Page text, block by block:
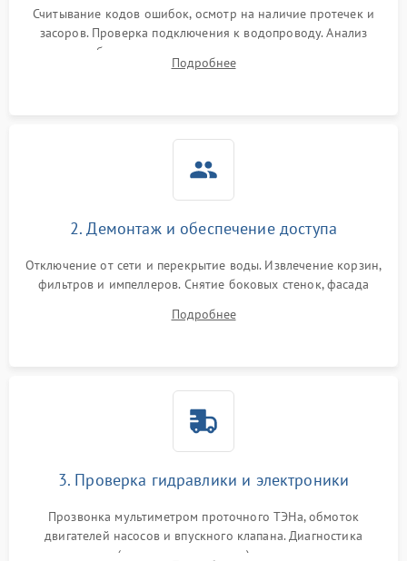
Считывание кодов ошибок, осмотр на наличие протечек и
засоров. Проверка подключения к водопроводу. Анализ
жалоб на отсутствие слива, нагрева, вращения
разбрызгивателей или срабатывание системы защиты
Подробнее
2. Демонтаж и обеспечение доступа
Отключение от сети и перекрытие воды. Извлечение корзин,
фильтров и импеллеров. Снятие боковых стенок, фасада
циркуляционному насосу, ТЭНу и сливной помпе.
Подробнее
3. Проверка гидравлики и электроники
Прозвонка мультиметром проточного ТЭНа, обмоток
двигателей насосов и впускного клапана. Диагностика
прессостата (датчика уровня воды), датчика мутности,